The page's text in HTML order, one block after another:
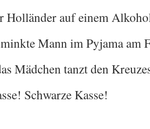
Holländer auf einem
Mann im Pyjama am
Mädchen tanzt den
Schwarze Kasse!